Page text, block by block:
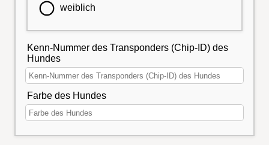
weiblich
Kenn-Nummer des Transponders (Chip-ID) des
Hundes
Farbe des Hundes